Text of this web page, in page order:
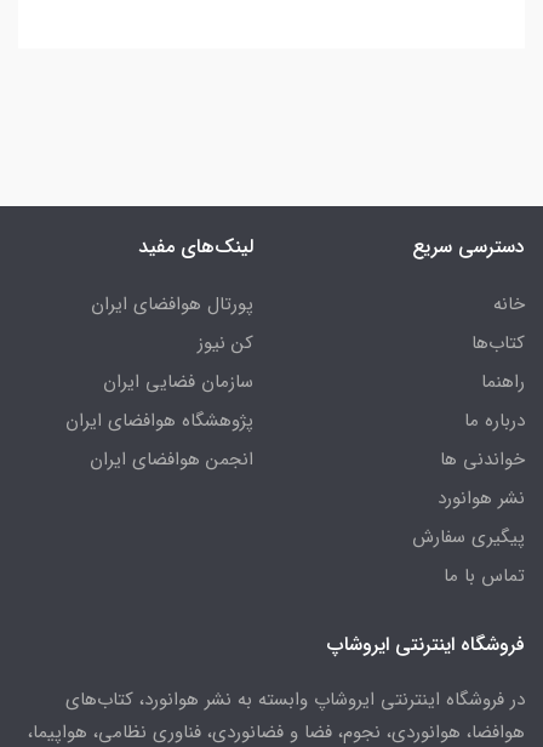
دسترسی سریع
خانه
کتاب‌ها
راهنما
درباره ما
خواندنی ها
نشر هوانورد
پیگیری سفارش
تماس با ما
لینک‌های مفید
پورتال هوافضای ایران
کن نیوز
سازمان فضایی ایران
پژوهشگاه هوافضای ایران
انجمن هوافضای ایران
فروشگاه اینترنتی ایروشاپ
در فروشگاه اینترنتی ایروشاپ وابسته به نشر هوانورد، کتاب‌های
هوافضا، هوانوردی، نجوم، فضا و فضانوردی، فناوری نظامی، هواپیما،